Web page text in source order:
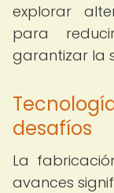
explorar
para
garantizar la
desafíos
La
avances